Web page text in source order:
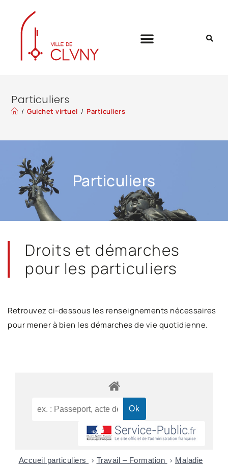
Particuliers
/ Guichet virtuel / Particuliers
Particuliers
Droits et démarches
pour les particuliers
Retrouvez ci-dessous les renseignements nécessaires
pour mener à bien les démarches de vie quotidienne.
Accueil particuliers > Travail – Formation > Maladie